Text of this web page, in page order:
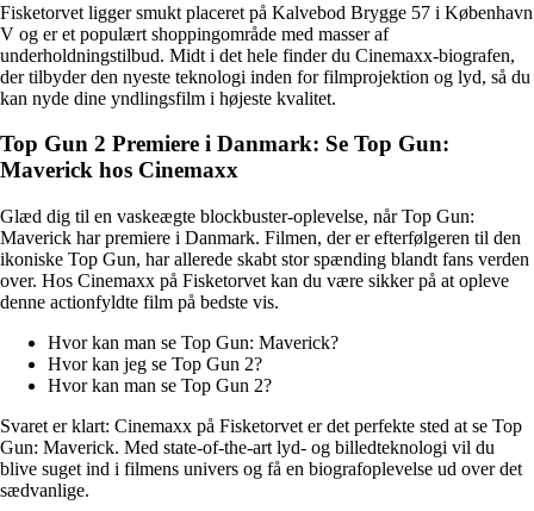
Fisketorvet ligger smukt placeret på Kalvebod Brygge 57 i København
V og er et populært shoppingområde med masser af
underholdningstilbud. Midt i det hele finder du Cinemaxx-biografen,
der tilbyder den nyeste teknologi inden for filmprojektion og lyd, så du
kan nyde dine yndlingsfilm i højeste kvalitet.
Top Gun 2 Premiere i Danmark: Se Top Gun:
Maverick hos Cinemaxx
Glæd dig til en vaskeægte blockbuster-oplevelse, når Top Gun:
Maverick har premiere i Danmark. Filmen, der er efterfølgeren til den
ikoniske Top Gun, har allerede skabt stor spænding blandt fans verden
over. Hos Cinemaxx på Fisketorvet kan du være sikker på at opleve
denne actionfyldte film på bedste vis.
Hvor kan man se Top Gun: Maverick?
Hvor kan jeg se Top Gun 2?
Hvor kan man se Top Gun 2?
Svaret er klart: Cinemaxx på Fisketorvet er det perfekte sted at se Top
Gun: Maverick. Med state-of-the-art lyd- og billedteknologi vil du
blive suget ind i filmens univers og få en biografoplevelse ud over det
sædvanlige.